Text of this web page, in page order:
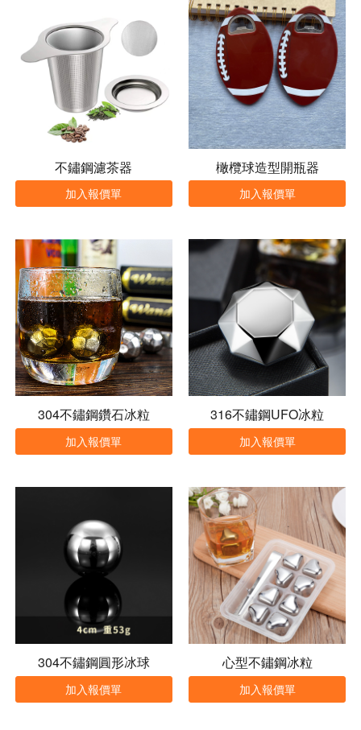
不鏽鋼濾茶器
加入報價單
橄欖球造型開瓶器
加入報價單
304不鏽鋼鑽石冰粒
加入報價單
316不鏽鋼UFO冰粒
加入報價單
304不鏽鋼圓形冰球
加入報價單
心型不鏽鋼冰粒
加入報價單